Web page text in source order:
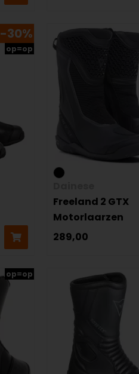
-30%
op=op
Freeland 2 GTX
Motorlaarzen
289,00
op=op